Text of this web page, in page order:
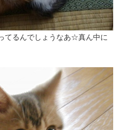
てるんでしょうなあ☆真ん中に